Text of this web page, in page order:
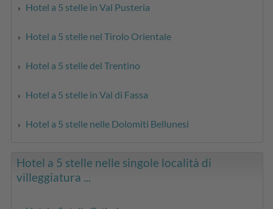
Hotel a 5 stelle in Val Pusteria
Hotel a 5 stelle nel Tirolo Orientale
Hotel a 5 stelle del Trentino
Hotel a 5 stelle in Val di Fassa
Hotel a 5 stelle nelle Dolomiti Bellunesi
Hotel a 5 stelle nelle singole località di
villeggiatura ...